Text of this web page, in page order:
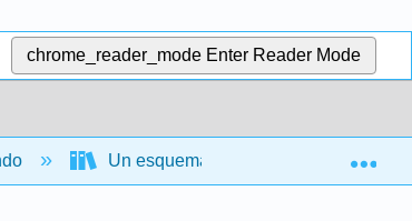
chrome_reader_mode Enter Reader Mode
Un esquema de la historia del este